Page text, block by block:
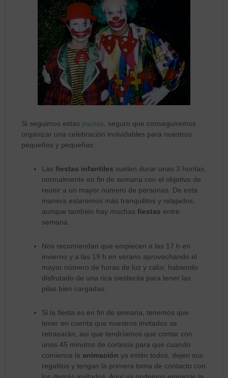
Si seguimos estas pautas , seguro que conseguiremos
organizar una celebración inolvidables para nuestros
pequeños y pequeñas:
Lasfiestas infantiles suelen durar unas 3 horitas,
normalmente en fin de semana con el objetivo de
reunir a un mayor número de personas. De esta
manera estaremos más tranquilitos y relajados,
aunque también hay muchas fiestas entre
semana.
Nos recomiendan que empiecen a las 17 h en
invierno y a las 19 h en verano aprovechando el
mayor número de horas de luz y calor, habiendo
disfrutado de una rica siestecita para tener las
pilas bien cargadas.
Si la fiesta es en fin de semana, tenemos que
tener en cuenta que nuestros invitados se
retrasarán, así que tendríamos que contar con
unos 45 minutos de cortesía para que cuando
comience la animaciónya estén todos, dejen sus
regalitos y tengan la primera toma de contacto con